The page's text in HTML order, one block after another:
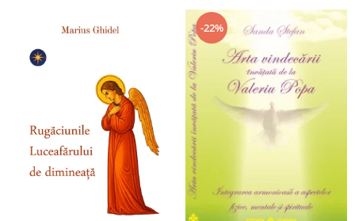
-22%